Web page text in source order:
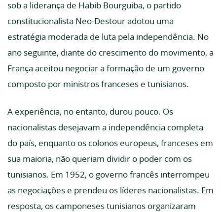
sob a liderança de Habib Bourguiba, o partido
constitucionalista Neo-Destour adotou uma
estratégia moderada de luta pela independência. No
ano seguinte, diante do crescimento do movimento, a
França aceitou negociar a formação de um governo
composto por ministros franceses e tunisianos.
A experiência, no entanto, durou pouco. Os
nacionalistas desejavam a independência completa
do país, enquanto os colonos europeus, franceses em
sua maioria, não queriam dividir o poder com os
tunisianos. Em 1952, o governo francês interrompeu
as negociações e prendeu os líderes nacionalistas. Em
resposta, os camponeses tunisianos organizaram